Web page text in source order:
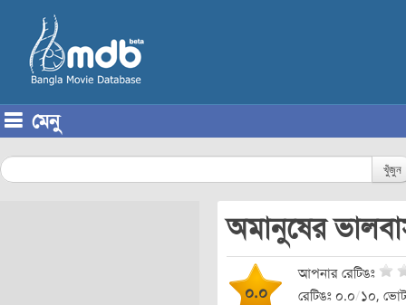
মেনু
খুঁজুন
অমানুষের
০.০
আপনার রেটিঙঃ
রেটিঙঃ ০.০/১০,